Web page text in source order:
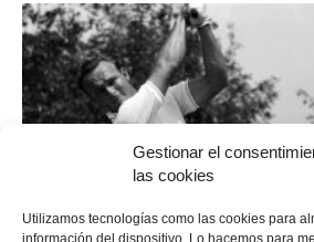
Gestionar el
las cookies
Utilizamos tecnologías como las cookies para
información del dispositivo. Lo hacemos para
Jugadores